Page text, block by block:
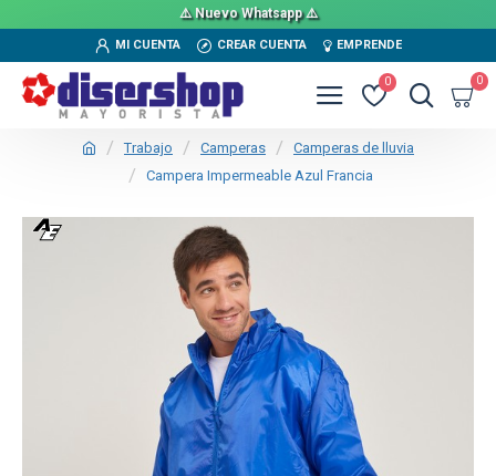
⚠️ Nuevo Whatsapp ⚠️
MI CUENTA CREAR CUENTA EMPRENDE
0 0
Trabajo Camperas
Camperas de lluvia
Campera Impermeable Azul Francia
TEXTTRANSPARENTE